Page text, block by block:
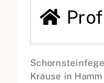
Krause in Hamm